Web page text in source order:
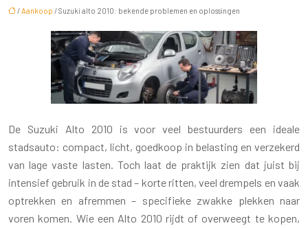
/Aankoop / Suzuki alto 2010: bekende problemen en oplossingen
De Suzuki Alto 2010 is voor veel bestuurders een ideale
stadsauto: compact, licht, goedkoop in belasting en verzekerd
van lage vaste lasten. Toch laat de praktijk zien dat juist bij
intensief gebruik in de stad – korte ritten, veel drempels en vaak
optrekken en afremmen – specifieke zwakke plekken naar
voren komen. Wie een Alto 2010 rijdt of overweegt te kopen,